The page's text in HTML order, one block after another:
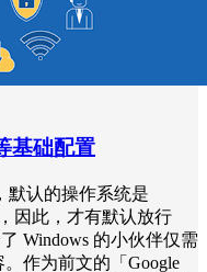
基础配置
默认的操作系统是
因此，才有默认放行
Windows 的小伙伴仅需
作为前文的「Google